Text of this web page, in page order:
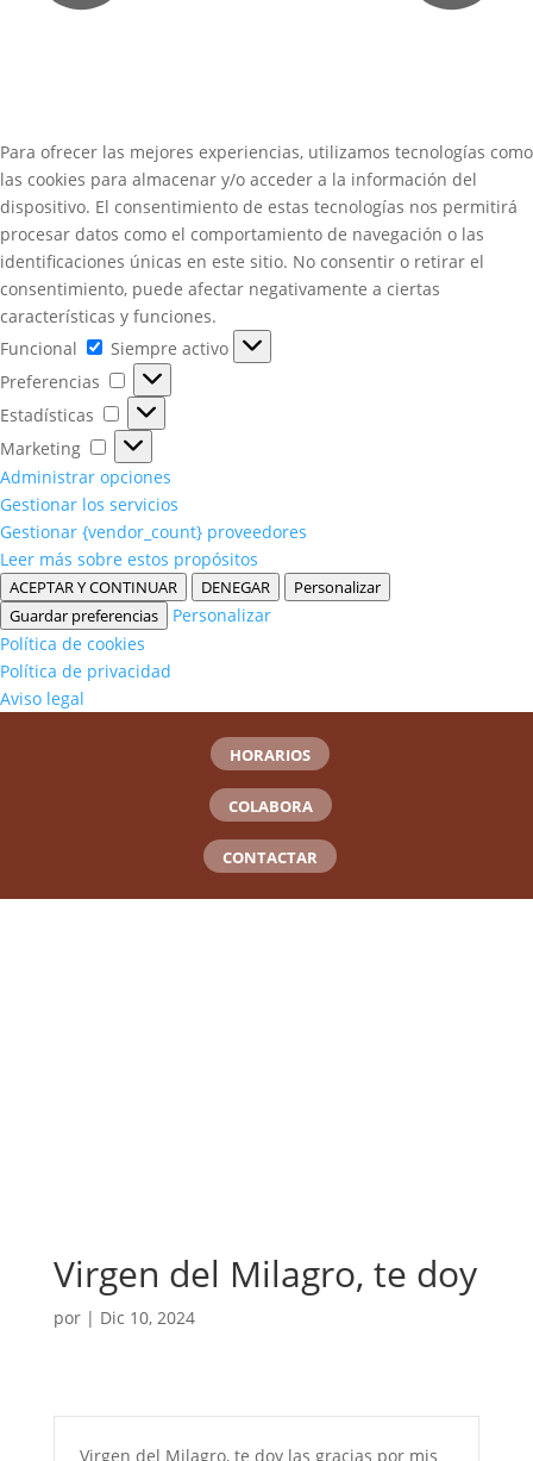
Para ofrecer las mejores experiencias, utilizamos tecnologías como
las cookies para almacenar y/o acceder a la información del
dispositivo. El consentimiento de estas tecnologías nos permitirá
procesar datos como el comportamiento de navegación o las
identificaciones únicas en este sitio. No consentir o retirar el
consentimiento, puede afectar negativamente a ciertas
características y funciones.
Funcional
Funcional
Siempre activo
Preferencias
Preferencias
Estadísticas
Estadísticas
Marketing
Marketing
Administrar opciones
Gestionar los servicios
Gestionar {vendor_count} proveedores
Leer más sobre estos propósitos
ACEPTAR Y CONTINUAR DENEGAR
Personalizar
Guardar preferencias
Personalizar
Política de cookies
Política de privacidad
Aviso legal
HORARIOS
COLABORA
CONTACTAR
Virgen del Milagro, te doy
por | Dic 10, 2024
Virgen del Milagro, te doy las gracias por mis